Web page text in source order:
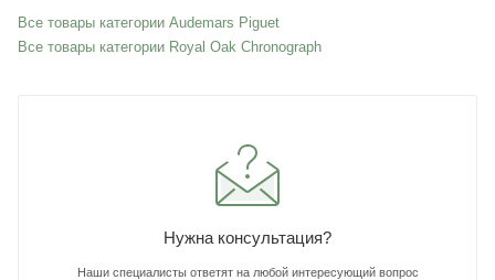
Все товары категории Audemars Piguet
Все товары категории Royal Oak Chronograph
Нужна консультация?
Наши специалисты ответят на любой интересующий вопрос